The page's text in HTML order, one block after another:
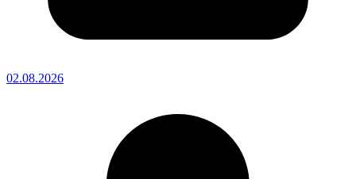
02.08.2026